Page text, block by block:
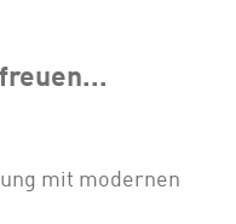
mit modernen